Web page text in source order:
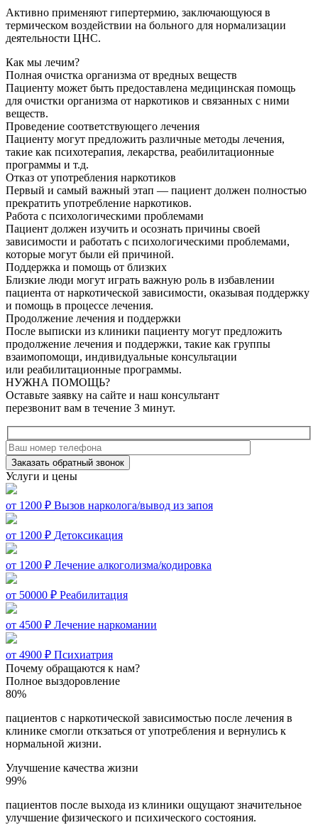
Активно применяют гипертермию, заключающуюся в
термическом воздействии на больного для нормализации
деятельности ЦНС.
Как мы лечим?
Полная очистка организма от вредных веществ
Пациенту может быть предоставлена медицинская помощь
для очистки организма от наркотиков и связанных с ними
веществ.
Проведение соответствующего лечения
Пациенту могут предложить различные методы лечения,
такие как психотерапия, лекарства, реабилитационные
программы и т.д.
Отказ от употребления наркотиков
Первый и самый важный этап — пациент должен полностью
прекратить употребление наркотиков.
Работа с психологическими проблемами
Пациент должен изучить и осознать причины своей
зависимости и работать с психологическими проблемами,
которые могут были ей причиной.
Поддержка и помощь от близких
Близкие люди могут играть важную роль в избавлении
пациента от наркотической зависимости, оказывая поддержку
и помощь в процессе лечения.
Продолжение лечения и поддержки
После выписки из клиники пациенту могут предложить
продолжение лечения и поддержки, такие как группы
взаимопомощи, индивидуальные консультации
или реабилитационные программы.
НУЖНА ПОМОЩЬ?
Оставьте заявку на сайте и наш консультант
перезвонит вам в течение 3 минут.
Заказать обратный звонок
Услуги и цены
от 1200 ₽ Вызов нарколога/вывод из запоя
от 1200 ₽ Детоксикация
от 1200 ₽ Лечение алкоголизма/кодировка
от 50000 ₽ Реабилитация
от 4500 ₽ Лечение наркомании
от 4900 ₽ Психиатрия
Почему обращаются к нам?
Полное выздоровление
80%
пациентов с наркотической зависимостью после лечения в
клинике смогли откзаться от употребления и вернулись к
нормальной жизни.
Улучшение качества жизни
99%
пациентов после выхода из клиники ощущают значительное
улучшение физического и психического состояния.